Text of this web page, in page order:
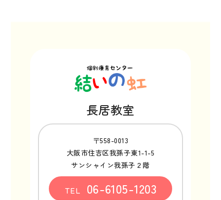
長居教室
〒558-0013
大阪市住吉区我孫子東1-1-5
サンシャイン我孫子２階
TEL 06-6105-1203